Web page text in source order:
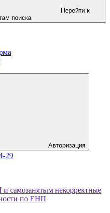
Перейти к
поиска
Авторизация
29
самозанятым некорректные
по ЕНП